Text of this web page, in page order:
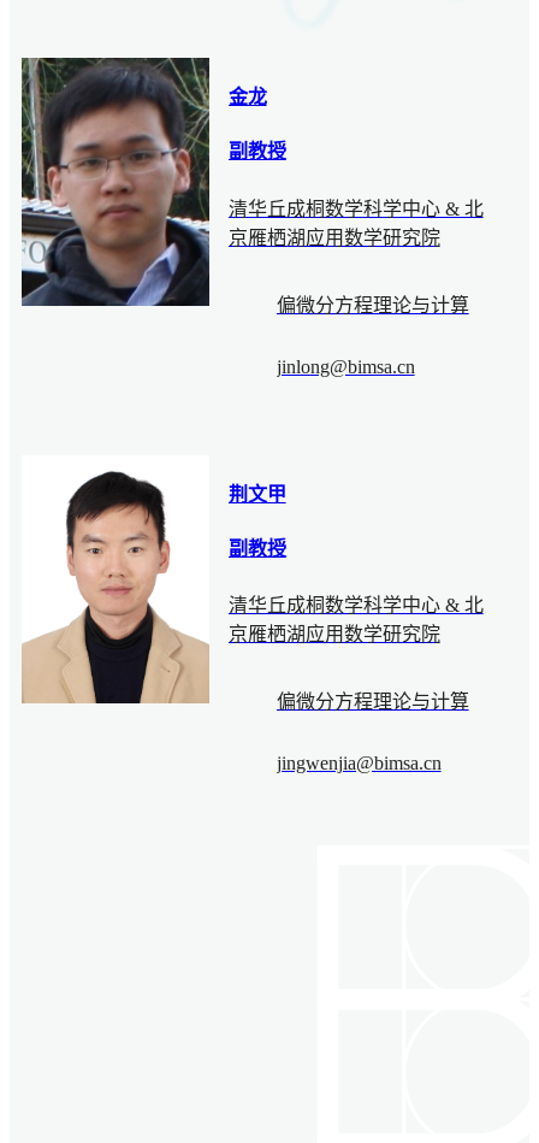
金龙
副教授
清华丘成桐数学科学中心 & 北
京雁栖湖应用数学研究院
偏微分方程理论与计算
jinlong@bimsa.cn
荆文甲
副教授
清华丘成桐数学科学中心 & 北
京雁栖湖应用数学研究院
偏微分方程理论与计算
jingwenjia@bimsa.cn